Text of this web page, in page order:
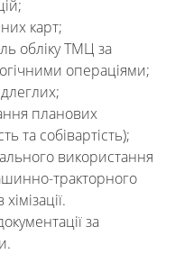
карт;
обліку ТМЦ за
операціями;
планових
та собівартість);
використання
тракторного
за